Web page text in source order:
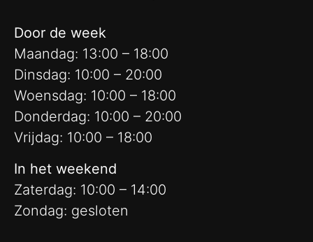
Door de week
Maandag: 13:00 – 18:00
Dinsdag: 10:00 – 20:00
Woensdag: 10:00 – 18:00
Donderdag: 10:00 – 20:00
Vrijdag: 10:00 – 18:00
In het weekend
Zaterdag: 10:00 – 14:00
Zondag: gesloten